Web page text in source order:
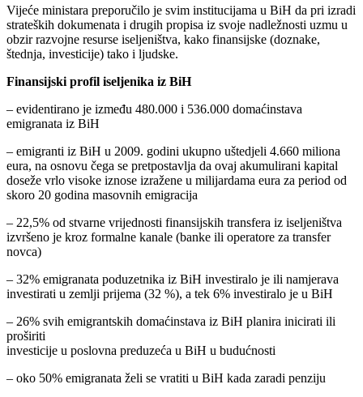
Vijeće ministara preporučilo je svim institucijama u BiH da pri izradi
strateških dokumenata i drugih propisa iz svoje nadležnosti uzmu u
obzir razvojne resurse iseljeništva, kako finansijske (doznake,
štednja, investicije) tako i ljudske.
Finansijski profil iseljenika iz BiH
– evidentirano je između 480.000 i 536.000 domaćinstava
emigranata iz BiH
– emigranti iz BiH u 2009. godini ukupno uštedjeli 4.660 miliona
eura, na osnovu čega se pretpostavlja da ovaj akumulirani kapital
doseže vrlo visoke iznose izražene u milijardama eura za period od
skoro 20 godina masovnih emigracija
– 22,5% od stvarne vrijednosti finansijskih transfera iz iseljeništva
izvršeno je kroz formalne kanale (banke ili operatore za transfer
novca)
– 32% emigranata poduzetnika iz BiH investiralo je ili namjerava
investirati u zemlji prijema (32 %), a tek 6% investiralo je u BiH
– 26% svih emigrantskih domaćinstava iz BiH planira inicirati ili
proširiti
investicije u poslovna preduzeća u BiH u budućnosti
– oko 50% emigranata želi se vratiti u BiH kada zaradi penziju